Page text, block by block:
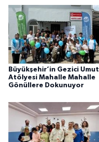
Büyükşehir’in Gezici Umut
Atölyesi Mahalle Mahalle
Gönüllere Dokunuyor